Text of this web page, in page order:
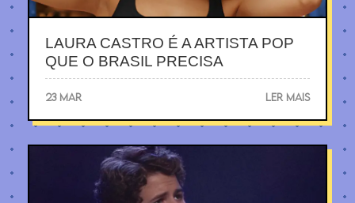
LAURA CASTRO É A ARTISTA POP
QUE O BRASIL PRECISA
23 MAR LER MAIS